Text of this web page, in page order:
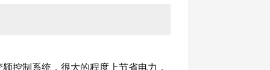
控制系统，很大的程度上节省电力，